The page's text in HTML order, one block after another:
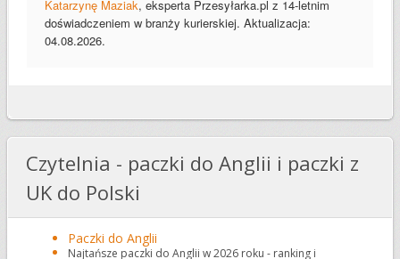
Katarzynę Maziak, eksperta Przesyłarka.pl z 14-letnim
doświadczeniem w branży kurierskiej. Aktualizacja:
04.08.2026.
Czytelnia - paczki do Anglii i paczki z
UK do Polski
Paczki do Anglii
Najtańsze paczki do Anglii w 2026 roku - ranking i